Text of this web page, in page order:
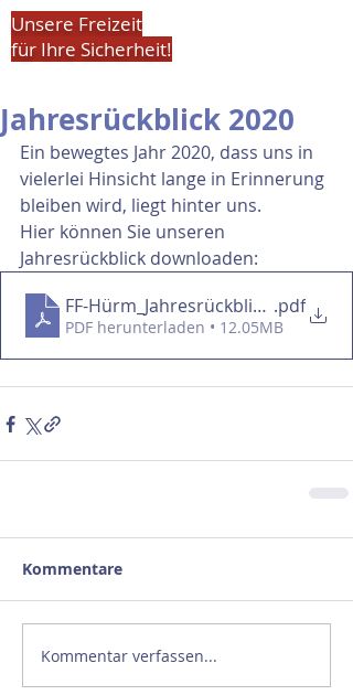
Unsere Freizeit
für Ihre Sicherheit!
Jahresrückblick 2020
Ein bewegtes Jahr 2020, dass uns in
vielerlei Hinsicht lange in Erinnerung
bleiben wird, liegt hinter uns.
Hier können Sie unseren
Jahresrückblick downloaden:
FF-Hürm_Jahresrückblick_2020
.pdf
PDF herunterladen • 12.05MB
Kommentare
Kommentar verfassen...